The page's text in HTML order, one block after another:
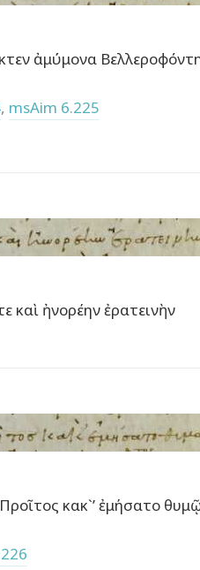
ἀμύμονα
, msAim 6.225
καὶ ἠνορέην ἐρατεινὴν
κακ`’ ἐμήσατο